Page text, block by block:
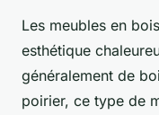
Les meubles en
esthétique
généralement de
poirier, ce type de